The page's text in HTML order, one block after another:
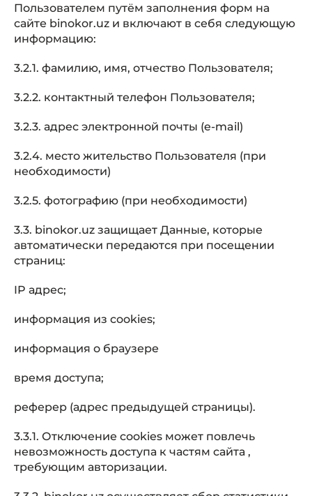
Пользователем путём заполнения форм на
сайте binokor.uz и включают в себя следующую
информацию:
3.2.1. фамилию, имя, отчество Пользователя;
3.2.2. контактный телефон Пользователя;
3.2.3. адрес электронной почты (e-mail)
3.2.4. место жительство Пользователя (при
необходимости)
3.2.5. фотографию (при необходимости)
3.3. binokor.uz защищает Данные, которые
автоматически передаются при посещении
страниц:
IP адрес;
информация из cookies;
информация о браузере
время доступа;
реферер (адрес предыдущей страницы).
3.3.1. Отключение cookies может повлечь
невозможность доступа к частям сайта ,
требующим авторизации.